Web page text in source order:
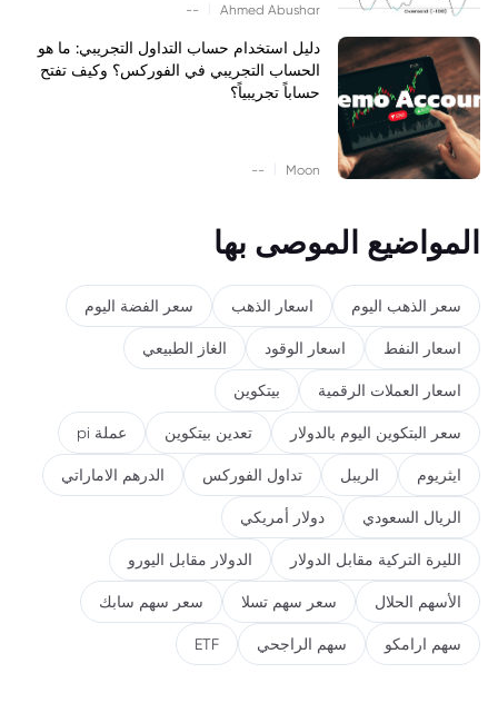
Ahmed Abushar
--
دليل استخدام حساب التداول التجريبي: ما هو
الحساب التجريبي في الفوركس؟ وكيف تفتح
حساباً تجريبياً؟
Moon
--
المواضيع الموصى بها
سعر الذهب اليوم اسعار الذهب سعر الفضة اليوم
اسعار النفط اسعار الوقود الغاز الطبيعي
اسعار العملات الرقمية بيتكوين
سعر البتكوين اليوم بالدولار تعدين بيتكوين عملة pi
ايثريوم الريبل تداول الفوركس الدرهم الاماراتي
الريال السعودي دولار أمريكي
الليرة التركية مقابل الدولار الدولار مقابل اليورو
الأسهم الحلال سعر سهم تسلا سعر سهم سابك
سهم ارامكو سهم الراجحي ETF